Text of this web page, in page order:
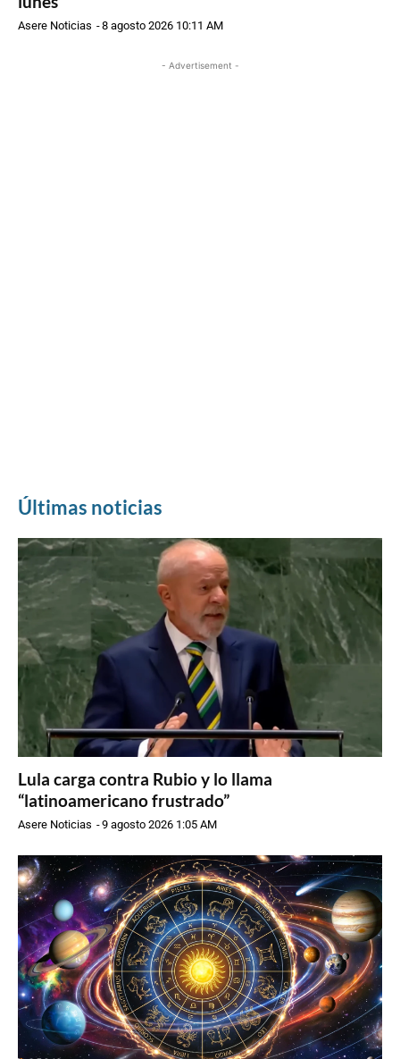
Asere Noticias -8 agosto 2026 10:11 AM
- Advertisement -
Últimas noticias
Lula carga contra Rubio y lo llama
“latinoamericano frustrado”
Asere Noticias -9 agosto 2026 1:05 AM